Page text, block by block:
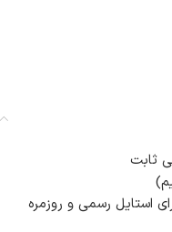
ثابت
استایل رسمی و روزمره